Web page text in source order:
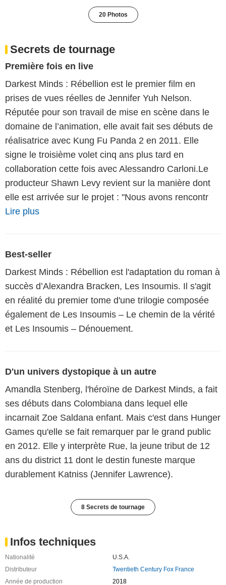
20 Photos
Secrets de tournage
Première fois en live
Darkest Minds : Rébellion est le premier film en
prises de vues réelles de Jennifer Yuh Nelson.
Réputée pour son travail de mise en scène dans le
domaine de l’animation, elle avait fait ses débuts de
réalisatrice avec Kung Fu Panda 2 en 2011. Elle
signe le troisième volet cinq ans plus tard en
collaboration cette fois avec Alessandro Carloni.Le
producteur Shawn Levy revient sur la manière dont
elle est arrivée sur le projet : "Nous avons rencontr
Lire plus
Best-seller
Darkest Minds : Rébellion est l'adaptation du roman à
succès d’Alexandra Bracken, Les Insoumis. Il s'agit
en réalité du premier tome d'une trilogie composée
également de Les Insoumis – Le chemin de la vérité
et Les Insoumis – Dénouement.
D'un univers dystopique à un autre
Amandla Stenberg, l'héroïne de Darkest Minds, a fait
ses débuts dans Colombiana dans lequel elle
incarnait Zoe Saldana enfant. Mais c'est dans Hunger
Games qu'elle se fait remarquer par le grand public
en 2012. Elle y interprète Rue, la jeune tribut de 12
ans du district 11 dont le destin funeste marque
durablement Katniss (Jennifer Lawrence).
8 Secrets de tournage
Infos techniques
Nationalité
U.S.A.
Distributeur
Twentieth Century Fox France
Année de production
2018